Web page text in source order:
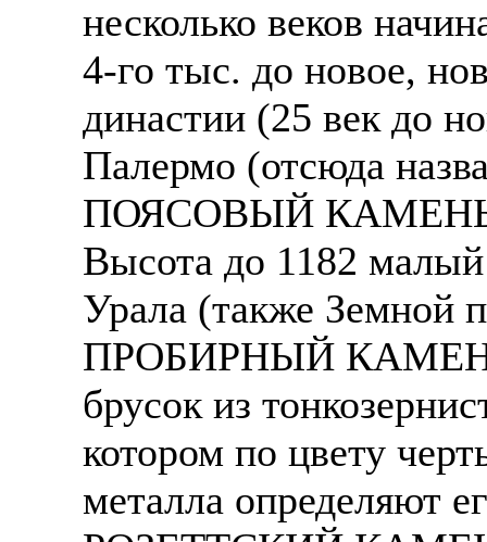
несколько веков
4-го тыс. до новое,
династии (25 век до
Палермо (отсюда
ПОЯСОВЫЙ КАМЕНЬ -
Высота до 1182
Урала (также Земной
ПРОБИРНЫЙ КАМЕНЬ
брусок из
котором по цвету
металла определяют